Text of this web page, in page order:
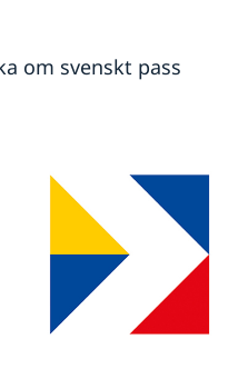
om svenskt pass